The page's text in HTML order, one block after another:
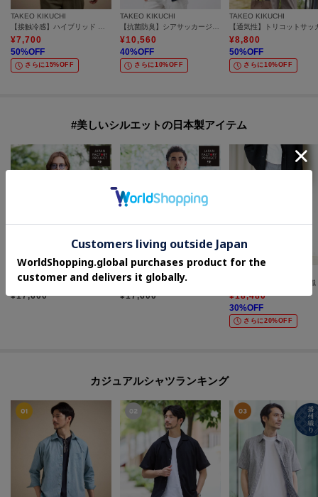
TAKEO KIKUCHI
【接触冷感】ハイブリッド リネン 七分袖シャツ
¥7,700
50%OFF
さらに15%OFF
TAKEO KIKUCHI
【抗菌防臭】シアサッカージャージ七分袖シャツ
¥10,560
40%OFF
さらに10%OFF
TAKEO KIKUCHI
¥8,800
50%OFF
さらに10%OFF
#美しいシルエットの日本製アイテム
【日本製】DotAir（R）リゾートプリント半袖シャツ
¥17,600
TAKEO KIKUCHI
¥17,600 ¥18,480
30%OFF
さらに20%OFF
カジュアルシャツランキング